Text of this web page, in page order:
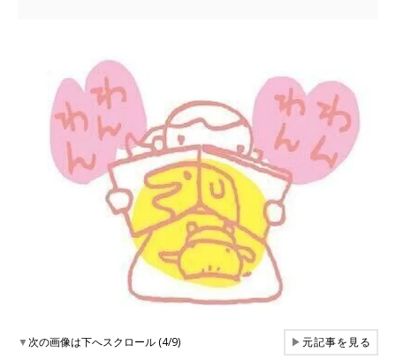
▼次の画像は下へスクロール (4/9) ▶元記事を見る